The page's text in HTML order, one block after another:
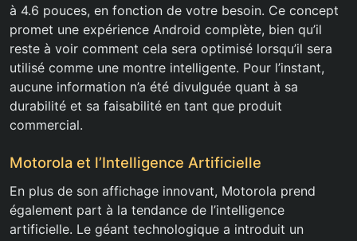
à 4.6 pouces, en fonction de votre besoin. Ce concept
promet une expérience Android complète, bien qu’il
reste à voir comment cela sera optimisé lorsqu’il sera
utilisé comme une montre intelligente. Pour l’instant,
aucune information n’a été divulguée quant à sa
durabilité et sa faisabilité en tant que produit
commercial.
Motorola et l’Intelligence Artificielle
En plus de son affichage innovant, Motorola prend
également part à la tendance de l’intelligence
artificielle. Le géant technologique a introduit un